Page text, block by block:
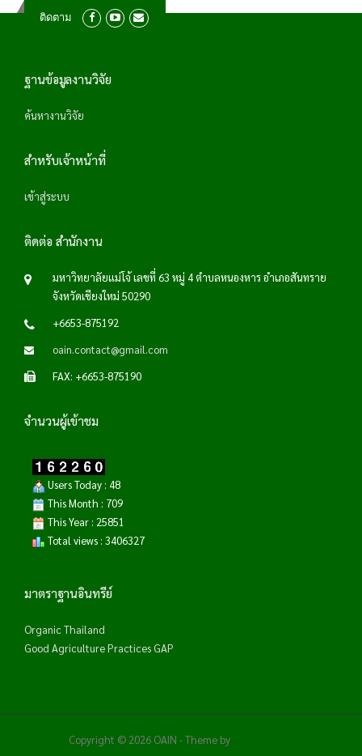
Hoo
T-
Al
Si
ติดตาม
ฐานข้อมูลงานวิจัย
ค้นหางานวิจัย
สำหรับเจ้าหน้าที่
เข้าสู่ระบบ
ติดต่อ สำนักงาน
มหาวิทยาลัยแม่โจ้ เลขที่ 63 หมู่ 4 ตำบลหนองหาร อำเภอสันทราย
จังหวัดเชียงใหม่ 50290
+6653-875192
oain.contact@gmail.com
FAX: +6653-875190
จำนวนผู้เข้าชม
Users Today : 48
This Month : 709
This Year : 25851
Total views : 3406327
มาตราฐานอินทรีย์
Organic Thailand
Good Agriculture Practices GAP
Copyright © 2026 OAIN - Theme by